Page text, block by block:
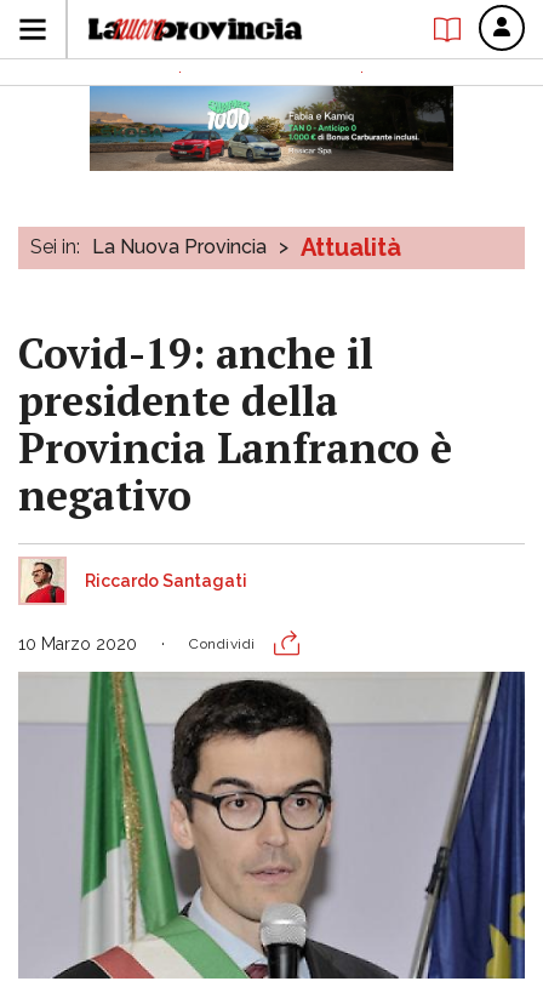
Sei in: La Nuova Provincia > Attualità
Covid-19: anche il
presidente della
Provincia Lanfranco è
negativo
Riccardo Santagati
10 Marzo 2020 Condividi